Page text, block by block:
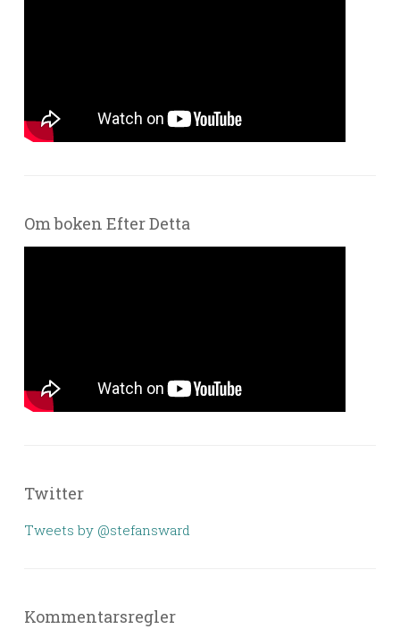
Om boken Efter Detta
Twitter
Tweets by @stefansward
Kommentarsregler